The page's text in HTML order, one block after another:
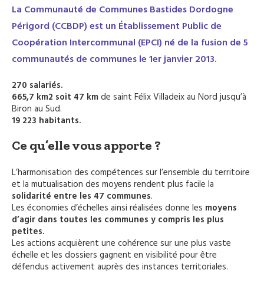
La Communauté de Communes Bastides Dordogne
Périgord (CCBDP) est un Établissement Public de
Coopération Intercommunal (EPCI) né de la fusion de 5
communautés de communes le 1er janvier 2013.
270 salariés.
665,7 km2 soit 47 kmde saint Félix Villadeix au Nord jusqu’à
Biron au Sud.
19 223 habitants.
Ce qu’elle vous apporte ?
L’harmonisation des compétences sur l’ensemble du territoire
et la mutualisation des moyens rendent plus facile la
solidarité entre les 47 communes.
Les économies d’échelles ainsi réalisées donne les moyens
d’agir dans toutes les communes y compris les plus
petites.
Les actions acquièrent une cohérence sur une plus vaste
échelle et les dossiers gagnent en visibilité pour être
défendus activement auprès des instances territoriales.